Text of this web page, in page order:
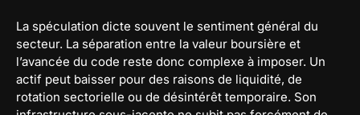
La spéculation dicte souvent le sentiment général du
secteur. La séparation entre la valeur boursière et
l’avancée du code reste donc complexe à imposer. Un
actif peut baisser pour des raisons de liquidité, de
rotation sectorielle ou de désintérêt temporaire. Son